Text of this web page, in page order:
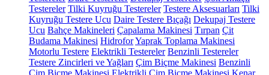
Testereler Tilki Kuyruğu Testereler Testere Aksesuarları Tilki
Kuyruğu Testere Ucu Daire Testere Bıçağı Dekupaj Testere
Ucu Bahçe Makineleri Çapalama Makinesi Tırpan Çit
Budama Makinesi HidroforYaprak Toplama Makinesi
Motorlu Testere Elektrikli Testereler Benzinli Testereler
Testere Zincirleri ve Yağları Çim Biçme Makinesi Benzinli
Çim Biçme Makinesi Elektrikli Çim Biçme Makinesi Kenar